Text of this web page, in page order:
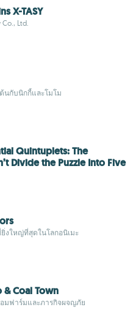
X-TASY
Co., Ltd.
นกับนิกกี้และโมโม
Quintuplets: The
Divide the Puzzle Into Five
งใหญ่ที่สุดในโลกอนิเมะ
& Coal Town
มฟาร์มและภารกิจผจญภัย